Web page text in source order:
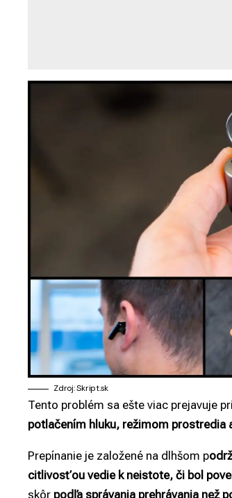
Zdroj: Skript.sk
Tento problém sa ešte viac prejavuje pri
potlačením hluku, režimom prostredia
Prepínanie je založené na dlhšom p
citlivosťou vedie k neistote, či bol
skôr podľa správania prehrávania než